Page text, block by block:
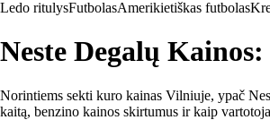
Ledo ritulysFutbolasAmerikietiškas futbolas
Neste Degalų
Norintiems sekti kuro kainas Vilniuje, ypač
kaitą, benzino kainos skirtumus ir kaip